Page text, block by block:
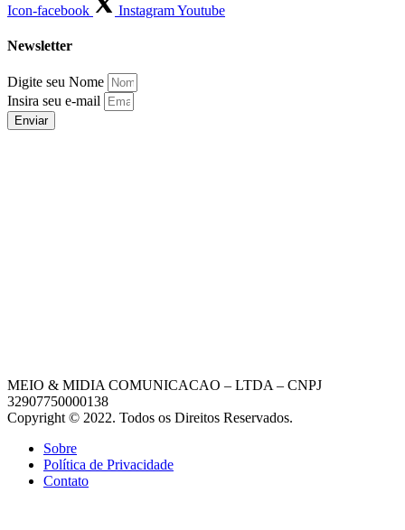
Icon-facebook InstagramYoutube
Newsletter
Digite seu Nome
Insira seu e-mail
Enviar
MEIO & MIDIA COMUNICACAO – LTDA – CNPJ
32907750000138
Copyright © 2022. Todos os Direitos Reservados.
Sobre
Política de Privacidade
Contato